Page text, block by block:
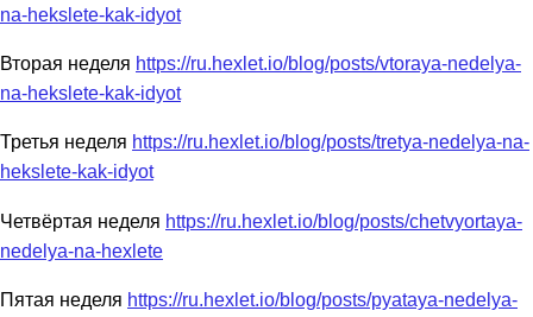
na-hekslete-kak-idyot
Вторая неделя https://ru.hexlet.io/blog/posts/vtoraya-nedelya-
na-hekslete-kak-idyot
Третья неделя https://ru.hexlet.io/blog/posts/tretya-nedelya-na-
hekslete-kak-idyot
Четвёртая неделя https://ru.hexlet.io/blog/posts/chetvyortaya-
nedelya-na-hexlete
Пятая неделя https://ru.hexlet.io/blog/posts/pyataya-nedelya-